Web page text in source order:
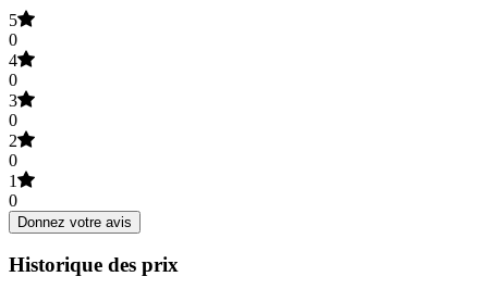
5
0
4
0
3
0
2
0
1
0
Donnez votre avis
Historique des prix